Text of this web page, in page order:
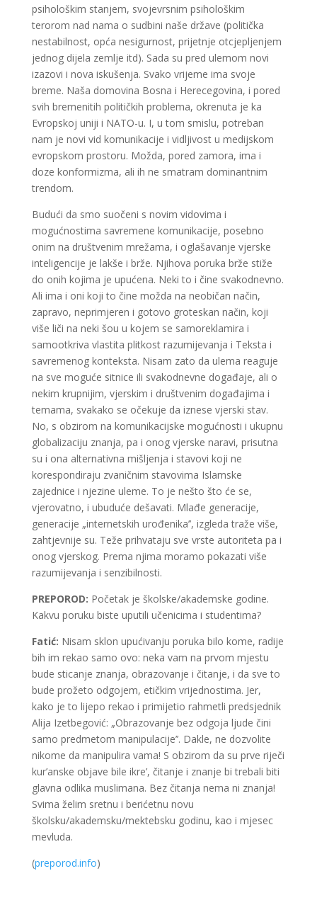
psihološkim stanjem, svojevrsnim psihološkim
terorom nad nama o sudbini naše države (politička
nestabilnost, opća nesigurnost, prijetnje otcjepljenjem
jednog dijela zemlje itd). Sada su pred ulemom novi
izazovi i nova iskušenja. Svako vrijeme ima svoje
breme. Naša domovina Bosna i Herecegovina, i pored
svih bremenitih političkih problema, okrenuta je ka
Evropskoj uniji i NATO-u. I, u tom smislu, potreban
nam je novi vid komunikacije i vidljivost u medijskom
evropskom prostoru. Možda, pored zamora, ima i
doze konformizma, ali ih ne smatram dominantnim
trendom.
Budući da smo suočeni s novim vidovima i
mogućnostima savremene komunikacije, posebno
onim na društvenim mrežama, i oglašavanje vjerske
inteligencije je lakše i brže. Njihova poruka brže stiže
do onih kojima je upućena. Neki to i čine svakodnevno.
Ali ima i oni koji to čine možda na neobičan način,
zapravo, neprimjeren i gotovo groteskan način, koji
više liči na neki šou u kojem se samoreklamira i
samootkriva vlastita plitkost razumijevanja i Teksta i
savremenog konteksta. Nisam zato da ulema reaguje
na sve moguće sitnice ili svakodnevne događaje, ali o
nekim krupnijim, vjerskim i društvenim događajima i
temama, svakako se očekuje da iznese vjerski stav.
No, s obzirom na komunikacijske mogućnosti i ukupnu
globalizaciju znanja, pa i onog vjerske naravi, prisutna
su i ona alternativna mišljenja i stavovi koji ne
korespondiraju zvaničnim stavovima Islamske
zajednice i njezine uleme. To je nešto što će se,
vjerovatno, i ubuduće dešavati. Mlađe generacije,
generacije „internetskih urođenika’’, izgleda traže više,
zahtjevnije su. Teže prihvataju sve vrste autoriteta pa i
onog vjerskog. Prema njima moramo pokazati više
razumijevanja i senzibilnosti.
PREPOROD: Početak je školske/akademske godine.
Kakvu poruku biste uputili učenicima i studentima?
Fatić: Nisam sklon upućivanju poruka bilo kome, radije
bih im rekao samo ovo: neka vam na prvom mjestu
bude sticanje znanja, obrazovanje i čitanje, i da sve to
bude prožeto odgojem, etičkim vrijednostima. Jer,
kako je to lijepo rekao i primijetio rahmetli predsjednik
Alija Izetbegović: „Obrazovanje bez odgoja ljude čini
samo predmetom manipulacije’’. Dakle, ne dozvolite
nikome da manipulira vama! S obzirom da su prve riječi
kur’anske objave bile ikre’, čitanje i znanje bi trebali biti
glavna odlika muslimana. Bez čitanja nema ni znanja!
Svima želim sretnu i berićetnu novu
školsku/akademsku/mektebsku godinu, kao i mjesec
mevluda.
(preporod.info)